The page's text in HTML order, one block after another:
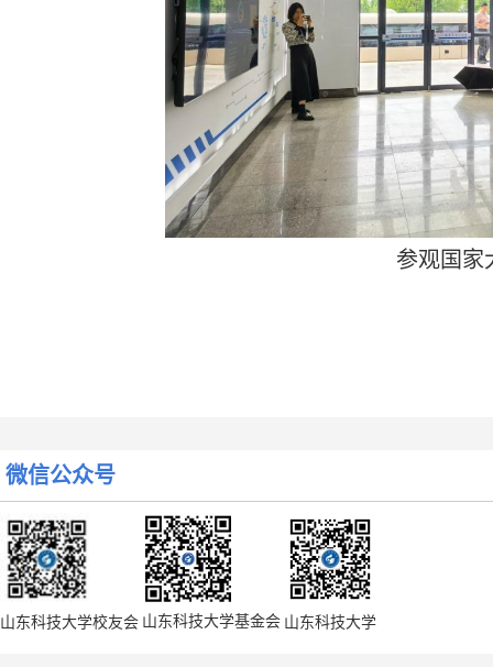
参观国家
微信公众号
山东科技大学校友会 山东科技大学基金会 山东科技大学